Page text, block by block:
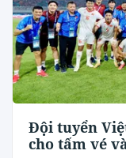
Đội tuyển
cho tấm vé